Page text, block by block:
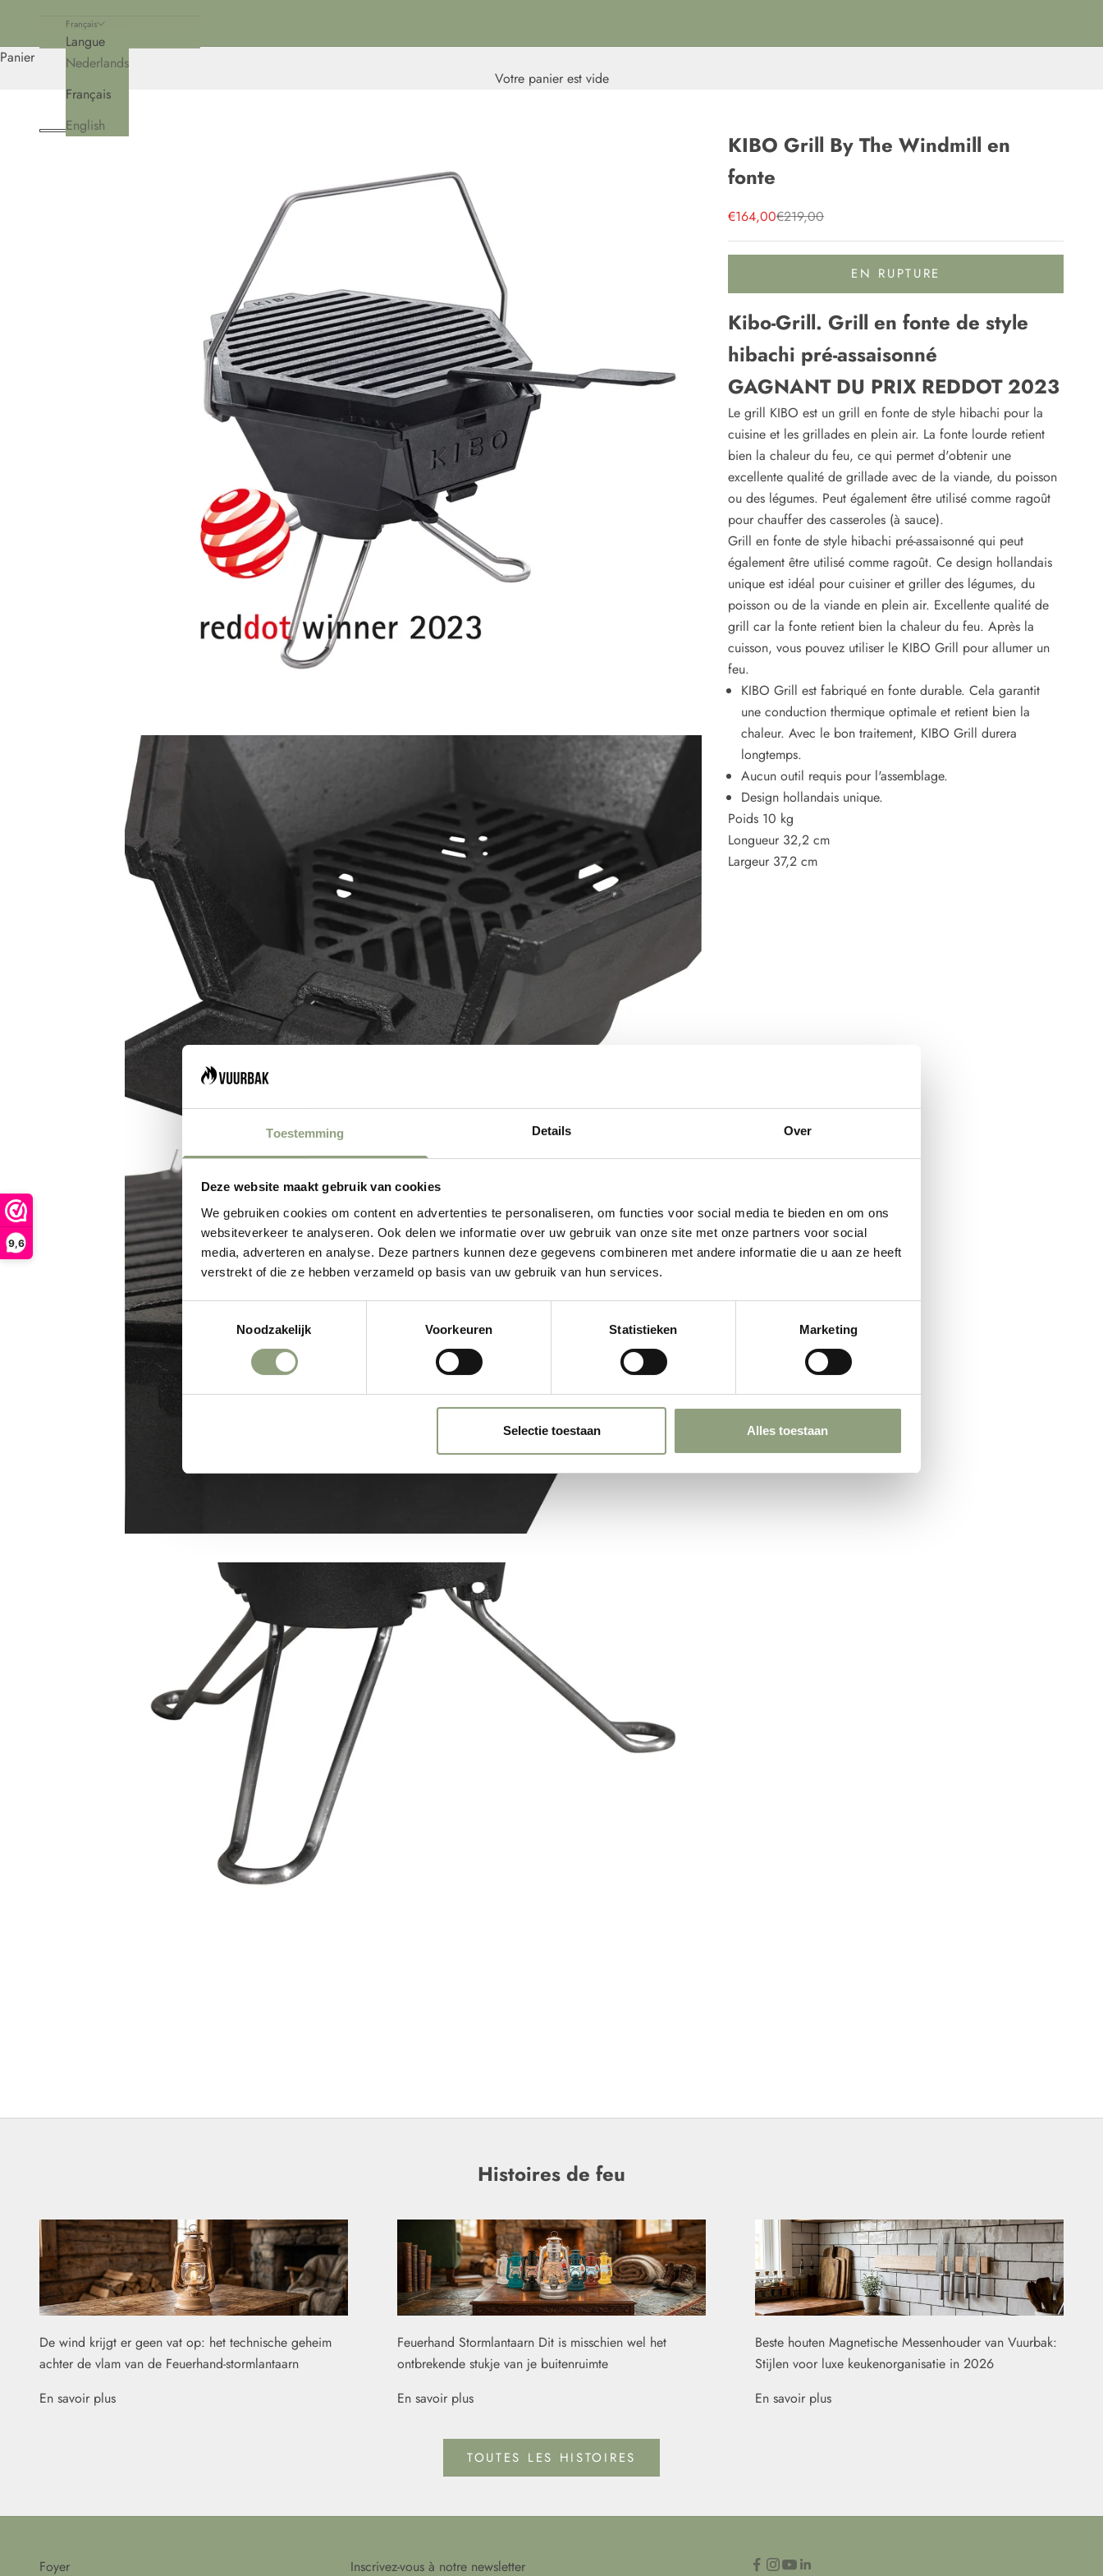
Toestemming Details Over
Deze website maakt gebruik van cookies
We gebruiken cookies om content en advertenties te personaliseren, om functies voor social media te bieden en om ons
websiteverkeer te analyseren. Ook delen we informatie over uw gebruik van onze site met onze partners voor social
media, adverteren en analyse. Deze partners kunnen deze gegevens combineren met andere informatie die u aan ze heeft
verstrekt of die ze hebben verzameld op basis van uw gebruik van hun services.
Toestemmingsselectie
Noodzakelijk
Voorkeuren Statistieken Marketing
Selectie toestaan Alles toestaan
9,6
Français
Langue
Nederlands
Français
English
Panier
Votre panier est vide
KIBO Grill By The Windmill en
fonte
Prix de vente
€164,00Prix normal
€219,00
EN RUPTURE
Kibo-Grill. Grill en fonte de style
hibachi pré-assaisonné
GAGNANT DU PRIX REDDOT 2023
Le grill KIBO est un grill en fonte de style hibachi pour la
cuisine et les grillades en plein air. La fonte lourde retient
bien la chaleur du feu, ce qui permet d'obtenir une
excellente qualité de grillade avec de la viande, du poisson
ou des légumes. Peut également être utilisé comme ragoût
pour chauffer des casseroles (à sauce).
Grill en fonte de style hibachi pré-assaisonné qui peut
également être utilisé comme ragoût. Ce design hollandais
unique est idéal pour cuisiner et griller des légumes, du
poisson ou de la viande en plein air. Excellente qualité de
grill car la fonte retient bien la chaleur du feu. Après la
cuisson, vous pouvez utiliser le KIBO Grill pour allumer un
feu.
KIBO Grill est fabriqué en fonte durable. Cela garantit
une conduction thermique optimale et retient bien la
chaleur. Avec le bon traitement, KIBO Grill durera
longtemps.
Aucun outil requis pour l'assemblage.
Design hollandais unique.
Poids 10 kg
Longueur 32,2 cm
Largeur 37,2 cm
Histoires de feu
De wind krijgt er geen vat op: het technische geheim
achter de vlam van de Feuerhand-stormlantaarn
En savoir plus
Feuerhand Stormlantaarn Dit is misschien wel het
ontbrekende stukje van je buitenruimte
En savoir plus
Beste houten Magnetische Messenhouder van Vuurbak:
Stijlen voor luxe keukenorganisatie in 2026
En savoir plus
TOUTES LES HISTOIRES
Foyer Inscrivez-vous à notre newsletter